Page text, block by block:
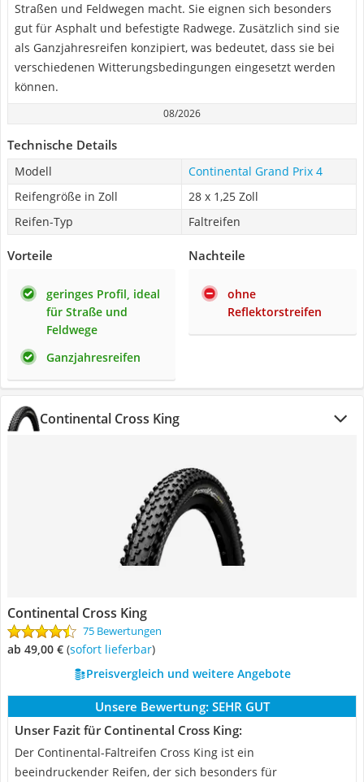
Straßen und Feldwegen macht. Sie eignen sich besonders
gut für Asphalt und befestigte Radwege. Zusätzlich sind sie
als Ganzjahresreifen konzipiert, was bedeutet, dass sie bei
verschiedenen Witterungsbedingungen eingesetzt werden
können.
08/2026
Technische Details
Modell
Continental Grand Prix 4
Reifengröße in Zoll
28 x 1,25 Zoll
Reifen-Typ
Faltreifen
Vorteile
geringes Profil, ideal
für Straße und
Feldwege
Ganzjahresreifen
Nachteile
ohne
Reflektorstreifen
Continental Cross King
Continental Cross King
75 Bewertungen
ab 49,00 € ( Sofort lieferbar)
Preisvergleich und weitere Angebote
Unsere Bewertung: SEHR GUT
Unser Fazit für Continental Cross King:
Der Continental-Faltreifen Cross King ist ein
beeindruckender Reifen, der sich besonders für